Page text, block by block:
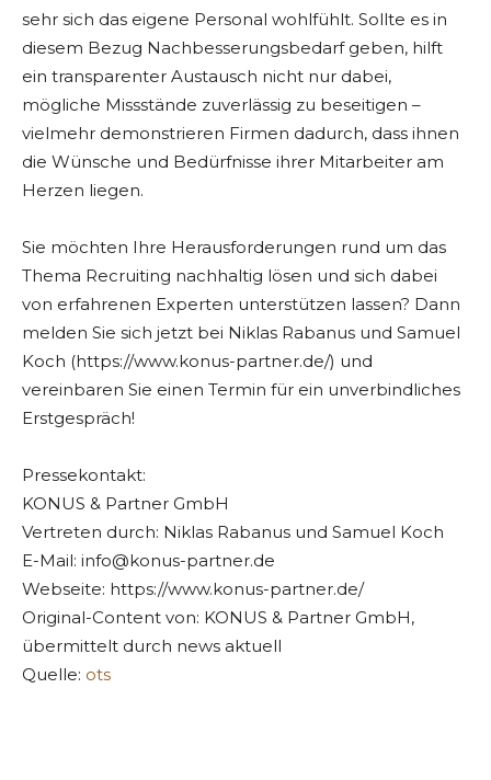
sehr sich das eigene Personal wohlfühlt. Sollte es in
diesem Bezug Nachbesserungsbedarf geben, hilft
ein transparenter Austausch nicht nur dabei,
mögliche Missstände zuverlässig zu beseitigen –
vielmehr demonstrieren Firmen dadurch, dass ihnen
die Wünsche und Bedürfnisse ihrer Mitarbeiter am
Herzen liegen.
Sie möchten Ihre Herausforderungen rund um das
Thema Recruiting nachhaltig lösen und sich dabei
von erfahrenen Experten unterstützen lassen? Dann
melden Sie sich jetzt bei Niklas Rabanus und Samuel
Koch (https://www.konus-partner.de/) und
vereinbaren Sie einen Termin für ein unverbindliches
Erstgespräch!
Pressekontakt:
KONUS & Partner GmbH
Vertreten durch: Niklas Rabanus und Samuel Koch
E-Mail: info@konus-partner.de
Webseite: https://www.konus-partner.de/
Original-Content von: KONUS & Partner GmbH,
übermittelt durch news aktuell
Quelle: ots